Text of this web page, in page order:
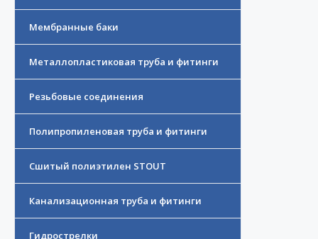
Мембранные баки
Металлопластиковая труба и фитинги
Резьбовые соединения
Полипропиленовая труба и фитинги
Сшитый полиэтилен STOUT
Канализационная труба и фитинги
Гидрострелки